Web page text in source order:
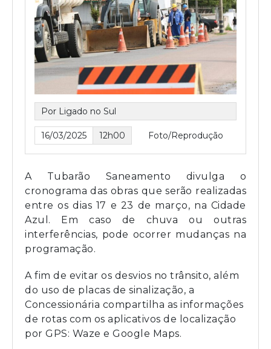
Por Ligado no Sul
16/03/2025 12h00 Foto/Reprodução
A Tubarão Saneamento divulga o
cronograma das obras que serão realizadas
entre os dias 17 e 23 de março, na Cidade
Azul. Em caso de chuva ou outras
interferências, pode ocorrer mudanças na
programação.
A fim de evitar os desvios no trânsito, além
do uso de placas de sinalização, a
Concessionária compartilha as informações
de rotas com os aplicativos de localização
por GPS: Waze e Google Maps.